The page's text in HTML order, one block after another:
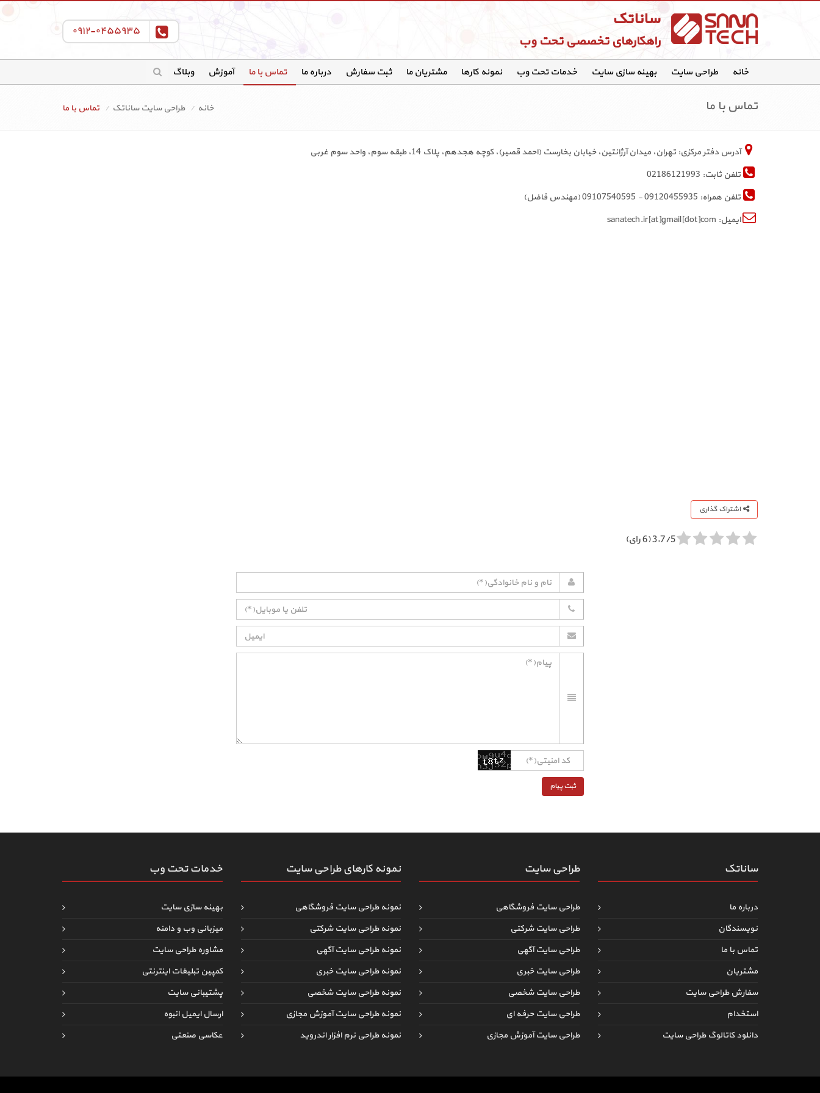
ساناتک
راهکارهای تخصصی تحت وب
۰۹۱۲-۰۴۵۵۹۳۵
خانه طراحی سایت بهینه سازی سایت خدمات تحت وب نمونه کارها مشتریان ما ثبت سفارش درباره ما تماس با ما آموزش وبلاگ
خانه طراحی سایت ساناتک تماس با ما تماس با ما
آدرس دفتر مرکزی: تهران، میدان آرژانتین، خیابان بخارست (احمد قصیر)، کوچه هجدهم، پلاک 14، طبقه سوم، واحد سوم غربی
تلفن ثابت: 02186121993
تلفن همراه: 09120455935 - 09107540595 (مهندس فاضل)
ایمیل: sanatech.ir[at]gmail[dot]com
اشتراک گذاری
3.7/5 (6 رای)
ساناتک
درباره ما
نویسندگان
تماس با ما
مشتریان
سفارش طراحی سایت
استخدام
دانلود کاتالوگ طراحی سایت
طراحی سایت
طراحی سایت فروشگاهی
طراحی سایت شرکتی
طراحی سایت آگهی
طراحی سایت خبری
طراحی سایت شخصی
طراحی سایت حرفه ای
طراحی سایت آموزش مجازی
نمونه کارهای طراحی سایت
نمونه طراحی سایت فروشگاهی
نمونه طراحی سایت شرکتی
نمونه طراحی سایت آگهی
نمونه طراحی سایت خبری
نمونه طراحی سایت شخصی
نمونه طراحی سایت آموزش مجازی
نمونه طراحی نرم افزار اندروید
خدمات تحت وب
بهینه سازی سایت
میزبانی وب و دامنه
مشاوره طراحی سایت
کمپین تبلیغات اینترنتی
پشتیبانی سایت
ارسال ایمیل انبوه
عکاسی صنعتی